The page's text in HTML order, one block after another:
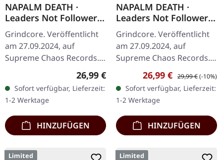
NAPALM DEATH ·
Leaders Not Followers:
Part 2 | GOLDEN LP
Grindcore. Veröffentlicht
am 27.09.2024, auf
Supreme Chaos Records.
Goldenes Vinyl mit Insert
und schwerem Cover,
limitiert auf 200
Exemplare. ·…
Regulärer Preis:
26,99 €
Sofort verfügbar, Lieferzeit:
1-2 Werktage
HINZUFÜGEN
NAPALM DEATH ·
Leaders Not Followers:
Part 2 |
ORANGE/BLACK
SPLATTER LP
Grindcore. Veröffentlicht
am 27.09.2024, auf
Supreme Chaos Records.
Exklusives Splatter-Vinyl
mit Insert und schwerem
Cover, limitiert auf 100…
Verkaufspreis:
26,99 € Regulärer Preis:
29,99 €(-10%)
Sofort verfügbar, Lieferzeit:
1-2 Werktage
HINZUFÜGEN
Limited Limited